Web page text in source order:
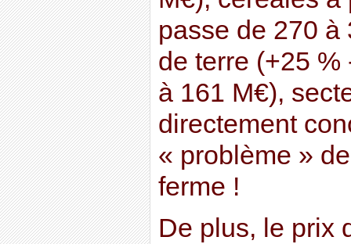
passe de 270 à
de terre (+25 %
à 161 M€),
directement
« problème »
ferme !
De plus, le prix